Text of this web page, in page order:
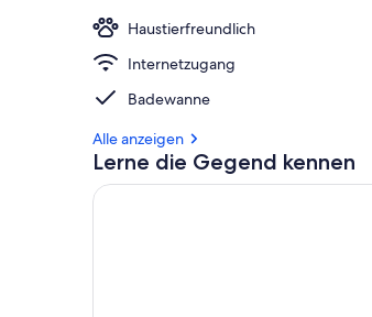
Haustierfreundlich
Internetzugang
Badewanne
Alle anzeigen
Lerne die Gegend kennen